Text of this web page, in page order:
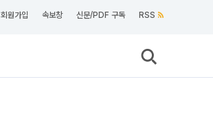
회원가입 속보창 신문/PDF 구독 RSS